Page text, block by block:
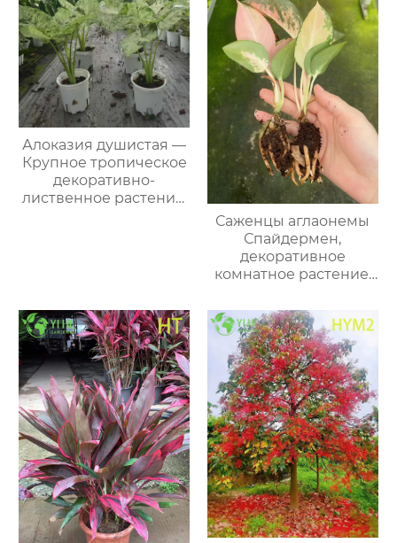
Алоказия душистая —
Крупное тропическое
декоративно-
лиственное растение,
Саженцы аглаонемы
Спайдермен,
декоративное
комнатное растение,
для дома и офиса